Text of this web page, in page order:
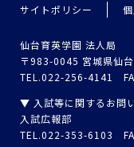
サイトポリシー
仙台育英学園 法人局
〒983-0045 宮城県仙
TEL.022-256-4141
▼ 入試等に関するお問
入試広報部
TEL.022-353-6103